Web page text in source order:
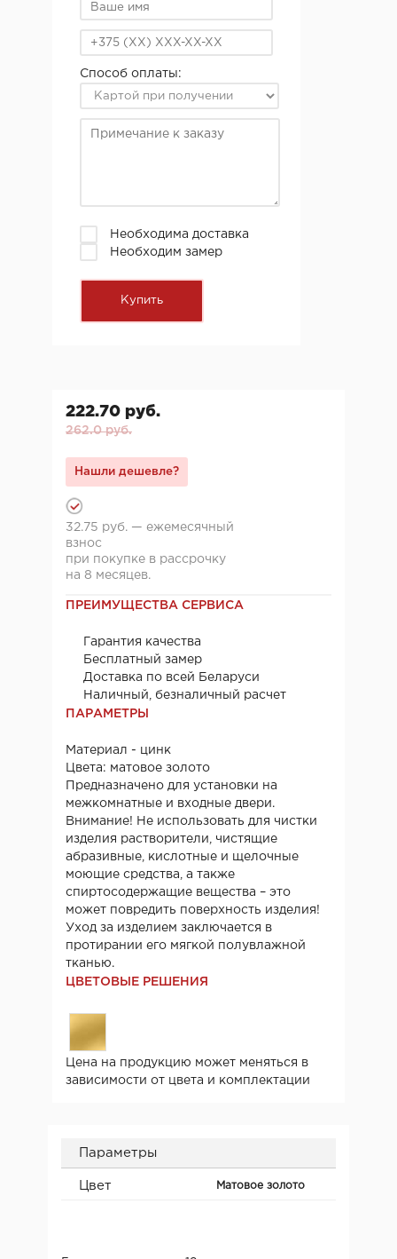
Способ оплаты:
Необходима доставка
Необходим замер
222.70 руб.
262.0 руб.
Нашли дешевле?
32.75 руб. — ежемесячный
взнос
при покупке в рассрочку
на 8 месяцев.
ПРЕИМУЩЕСТВА СЕРВИСА
Гарантия качества
Бесплатный замер
Доставка по всей Беларуси
Наличный, безналичный расчет
ПАРАМЕТРЫ
Материал - цинк
Цвета: матовое золото
Предназначено для установки на
межкомнатные и входные двери.
Внимание! Не использовать для чистки
изделия растворители, чистящие
абразивные, кислотные и щелочные
моющие средства, а также
спиртосодержащие вещества – это
может повредить поверхность изделия!
Уход за изделием заключается в
протирании его мягкой полувлажной
тканью.
ЦВЕТОВЫЕ РЕШЕНИЯ
Цена на продукцию может меняться в
зависимости от цвета и комплектации
Параметры
Цвет Матовое золото